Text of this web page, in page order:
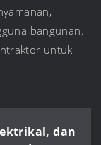
bangunan.
untuk
dan